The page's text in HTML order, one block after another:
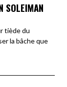
SOLEIMAN
tiède du
la bâche que